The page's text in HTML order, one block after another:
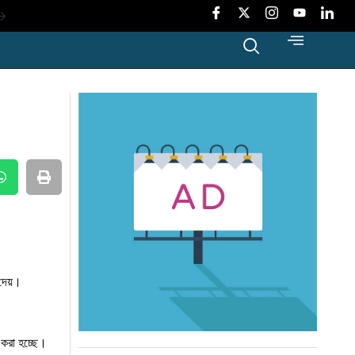
হচ্ছে।